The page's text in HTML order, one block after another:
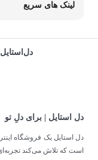
لینک های سریع
دل استایل | برای دلِ تو
دل استایل یک فروشگاه
است که تلاش می‌کند تجربه‌ای